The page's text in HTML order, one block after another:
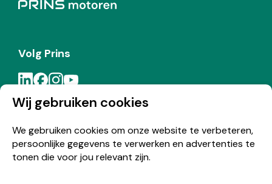
Wij gebruiken cookies
We gebruiken cookies om onze website te verbeteren,
persoonlijke gegevens te verwerken en advertenties te
tonen die voor jou relevant zijn.
Volg Prins
Meld je aan voor de Prins nieuwsbrief